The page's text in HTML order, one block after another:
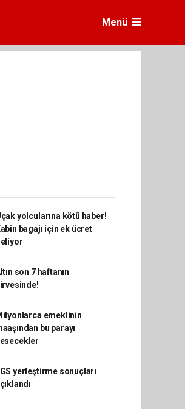
Menü
yolcularına kötü haber!
bagajı için ek ücret
son 7 haftanın
emeklinin
bu parayı
yerleştirme sonuçları